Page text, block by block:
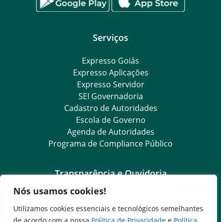
Nós usamos cookies!
Utilizamos cookies essenciais e tecnológicos semelhantes
Serviços
Expresso Goiás
Expresso Aplicações
Expresso Servidor
SEI Governadoria
Cadastro de Autoridades
Escola de Governo
Agenda de Autoridades
Programa de Compliance Público
Transparência e Ouvidoria
LGPD
Goiás Transparência